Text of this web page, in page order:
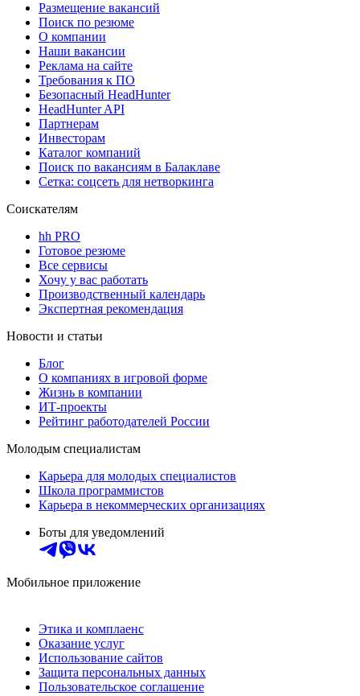
Размещение вакансий
Поиск по резюме
О компании
Наши вакансии
Реклама на сайте
Требования к ПО
Безопасный HeadHunter
HeadHunter API
Партнерам
Инвесторам
Каталог компаний
Поиск по вакансиям в Балаклаве
Сетка: соцсеть для нетворкинга
Соискателям
hh PRO
Готовое резюме
Все сервисы
Хочу у вас работать
Производственный календарь
Экспертная рекомендация
Новости и статьи
Блог
О компаниях в игровой форме
Жизнь в компании
ИТ-проекты
Рейтинг работодателей России
Молодым специалистам
Карьера для молодых специалистов
Школа программистов
Карьера в некоммерческих организациях
Боты для уведомлений
Мобильное приложение
Этика и комплаенс
Оказание услуг
Использование сайтов
Защита персональных данных
Пользовательское соглашение